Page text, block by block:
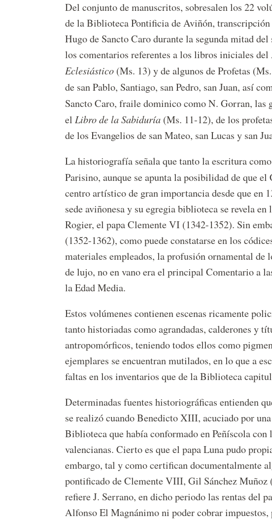
Del conjunto de manuscritos, sobresalen los 22
de la Biblioteca Pontificia de Aviñón,
Hugo de Sancto Caro durante la segunda mitad
los comentarios referentes a los libros iniciales
Eclesiástico (Ms. 13) y de algunos de Profetas
de san Pablo, Santiago, san Pedro, san Juan, así
Sancto Caro, fraile dominico como N. Gorran, las
el Libro de la Sabiduría (Ms. 11-12), de los
de los Evangelios de san Mateo, san Lucas y san
La historiografía señala que tanto la escritura
Parisino, aunque se apunta la posibilidad de que
centro artístico de gran importancia desde que en
sede aviñonesa y su egregia biblioteca se revela
Rogier, el papa Clemente VI (1342-1352). Sin
(1352-1362), como puede constatarse en los
materiales empleados, la profusión ornamental
de lujo, no en vano era el principal Comentario a
la Edad Media.
Estos volúmenes contienen escenas ricamente
tanto historiadas como agrandadas, calderones y
antropomórficos, teniendo todos ellos como
ejemplares se encuentran mutilados, en lo que a
faltas en los inventarios que de la Biblioteca
Determinadas fuentes historiográficas entienden
se realizó cuando Benedicto XIII, acuciado por
Biblioteca que había conformado en Peñíscola
valencianas. Cierto es que el papa Luna pudo
embargo, tal y como certifican documentalmente
pontificado de Clemente VIII, Gil Sánchez Muñoz
refiere J. Serrano, en dicho periodo las rentas del
Alfonso El Magnánimo ni poder cobrar impuestos,